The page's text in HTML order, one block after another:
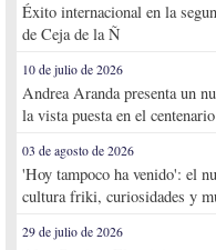
Éxito internacional en la
de Ceja de la Ñ
10 de julio de 2026
Andrea Aranda presenta un
la vista puesta en el
03 de agosto de 2026
'Hoy tampoco ha venido': el
cultura friki, curiosidades y
29 de julio de 2026